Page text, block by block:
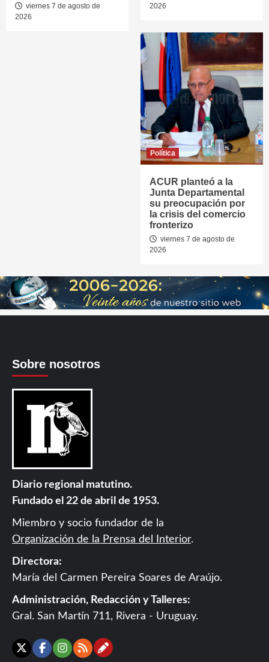
viernes 7 de agosto de
2026
2026
Política
ACUR planteó a la
Junta Departamental
su preocupación por
la crisis del comercio
fronterizo
viernes 7 de agosto de
2026
Sobre nosotros
Diario regional matutino.
Fundado el 22 de abril de 1953.
Miembro y socio fundador de la
Organización de la Prensa del Interior.
Directora:
María del Carmen Pereira Soares de Araújo.
Administración, Redacción y Talleres:
Gral. San Martín 711, Rivera - Uruguay.
X Facebook
Instagram
RSSContáctanos